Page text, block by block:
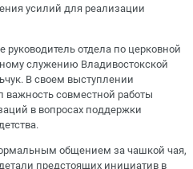
усилий для реализации
руководитель отдела по церковной
служению Владивостокской
В своем выступлении
совместной работы
в вопросах поддержки
общением за чашкой чая,
предстоящих инициатив в